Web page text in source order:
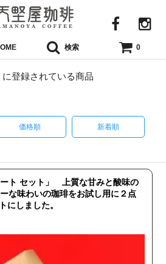
検索 0
に登録されている商品
価格順 新着順
ート セット」 上質な甘みと酸味の
な味わいの珈琲をお試し用に２点
にしました。